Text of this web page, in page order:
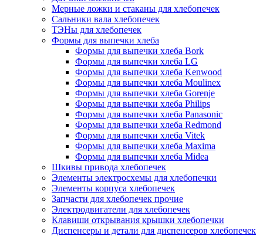
Мерные ложки и стаканы для хлебопечек
Сальники вала хлебопечек
ТЭНы для хлебопечек
Формы для выпечки хлеба
Формы для выпечки хлеба Bork
Формы для выпечки хлеба LG
Формы для выпечки хлеба Kenwood
Формы для выпечки хлеба Moulinex
Формы для выпечки хлеба Gorenje
Формы для выпечки хлеба Philips
Формы для выпечки хлеба Panasonic
Формы для выпечки хлеба Redmond
Формы для выпечки хлеба Vitek
Формы для выпечки хлеба Maxima
Формы для выпечки хлеба Midea
Шкивы привода хлебопечек
Элементы электросхемы для хлебопечки
Элементы корпуса хлебопечек
Запчасти для хлебопечек прочие
Электродвигатели для хлебопечек
Клавиши открывания крышки хлебопечки
Диспенсеры и детали для диспенсеров хлебопечек